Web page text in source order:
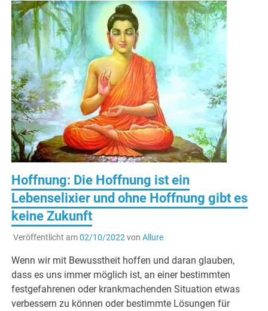
Hoffnung: Die Hoffnung ist ein
Lebenselixier und ohne Hoffnung gibt es
keine Zukunft
Veröffentlicht am02/10/2022 von Allure
Wenn wir mit Bewusstheit hoffen und daran glauben,
dass es uns immer möglich ist, an einer bestimmten
festgefahrenen oder krankmachenden Situation etwas
verbessern zu können oder bestimmte Lösungen für